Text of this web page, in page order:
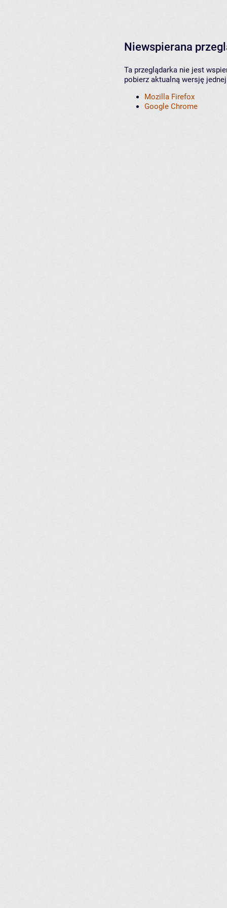
Niewspierana
Ta przeglądarka nie jest
pobierz aktualną wersję
Mozilla Firefox
Google Chrome